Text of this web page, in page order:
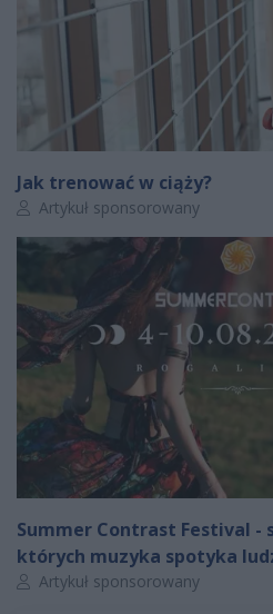
Jak trenować w ciąży?
Autor artykułu:
Artykuł sponsorowany
Summer Contrast Festival -
których muzyka spotyka
Autor artykułu:
Artykuł sponsorowany